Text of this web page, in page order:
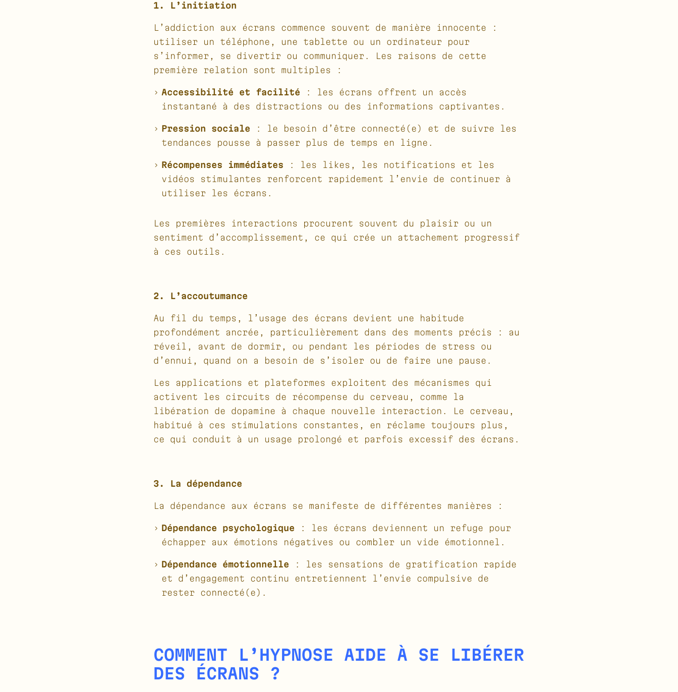
1. L’initiation
L’addiction aux écrans commence souvent de manière innocente :
utiliser un téléphone, une tablette ou un ordinateur pour
s’informer, se divertir ou communiquer. Les raisons de cette
première relation sont multiples :
Accessibilité et facilité : les écrans offrent un accès
instantané à des distractions ou des informations captivantes.
Pression sociale : le besoin d’être connecté(e) et de suivre les
tendances pousse à passer plus de temps en ligne.
Récompenses immédiates : les likes, les notifications et les
vidéos stimulantes renforcent rapidement l’envie de continuer à
utiliser les écrans.
Les premières interactions procurent souvent du plaisir ou un
sentiment d’accomplissement, ce qui crée un attachement progressif
à ces outils.
2. L’accoutumance
Au fil du temps, l’usage des écrans devient une habitude
profondément ancrée, particulièrement dans des moments précis : au
réveil, avant de dormir, ou pendant les périodes de stress ou
d’ennui, quand on a besoin de s’isoler ou de faire une pause.
Les applications et plateformes exploitent des mécanismes qui
activent les circuits de récompense du cerveau, comme la
libération de dopamine à chaque nouvelle interaction. Le cerveau,
habitué à ces stimulations constantes, en réclame toujours plus,
ce qui conduit à un usage prolongé et parfois excessif des écrans.
3. La dépendance
La dépendance aux écrans se manifeste de différentes manières :
Dépendance psychologique : les écrans deviennent un refuge pour
échapper aux émotions négatives ou combler un vide émotionnel.
Dépendance émotionnelle : les sensations de gratification rapide
et d’engagement continu entretiennent l’envie compulsive de
rester connecté(e).
COMMENT L’HYPNOSE AIDE À SE LIBÉRER
DES ÉCRANS ?